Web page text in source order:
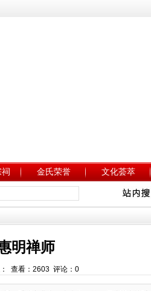
金氏荣誉 文化荟萃
明禅师
查看：2603 评论：0